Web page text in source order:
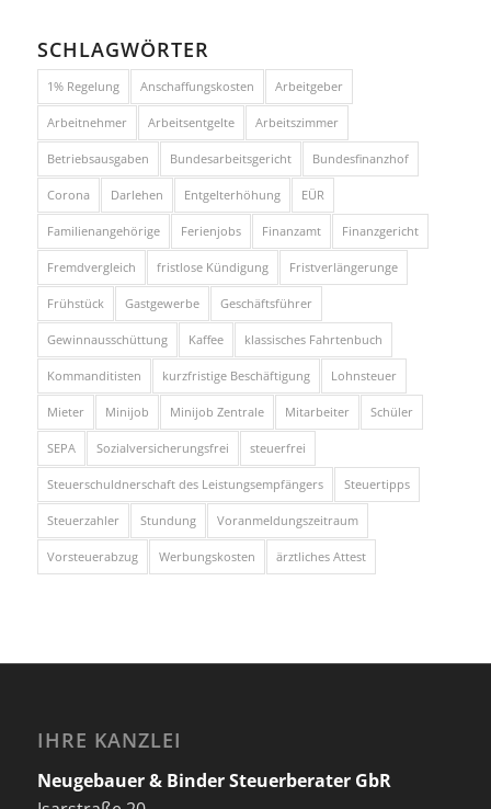
SCHLAGWÖRTER
1% Regelung Anschaffungskosten Arbeitgeber
Arbeitnehmer Arbeitsentgelte Arbeitszimmer
Betriebsausgaben Bundesarbeitsgericht Bundesfinanzhof
Corona Darlehen Entgelterhöhung EÜR
Familienangehörige Ferienjobs Finanzamt Finanzgericht
Fremdvergleich fristlose Kündigung Fristverlängerunge
Frühstück Gastgewerbe Geschäftsführer
Gewinnausschüttung Kaffee klassisches Fahrtenbuch
Kommanditisten kurzfristige Beschäftigung Lohnsteuer
Mieter Minijob Minijob Zentrale Mitarbeiter Schüler
SEPA Sozialversicherungsfrei steuerfrei
Steuerschuldnerschaft des Leistungsempfängers Steuertipps
Steuerzahler Stundung Voranmeldungszeitraum
Vorsteuerabzug Werbungskosten ärztliches Attest
IHRE KANZLEI
Neugebauer & Binder Steuerberater GbR